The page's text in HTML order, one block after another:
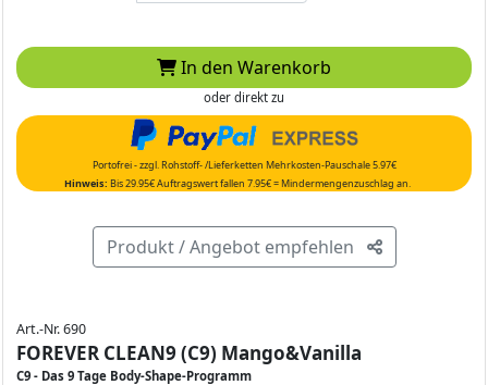
In den Warenkorb
oder direkt zu
Portofrei - zzgl. Rohstoff- /Lieferketten Mehrkosten-Pauschale 5.97€
Hinweis: Bis 29.95€ Auftragswert fallen 7.95€ = Mindermengenzuschlag an.
Produkt / Angebot empfehlen
Art.-Nr. 690
FOREVER CLEAN9 (C9) Mango&Vanilla
C9 - Das 9 Tage Body-Shape-Programm